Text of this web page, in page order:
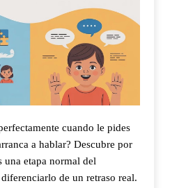
cuando le pides
a hablar? Descubre por
una etapa normal del
de un retraso real.